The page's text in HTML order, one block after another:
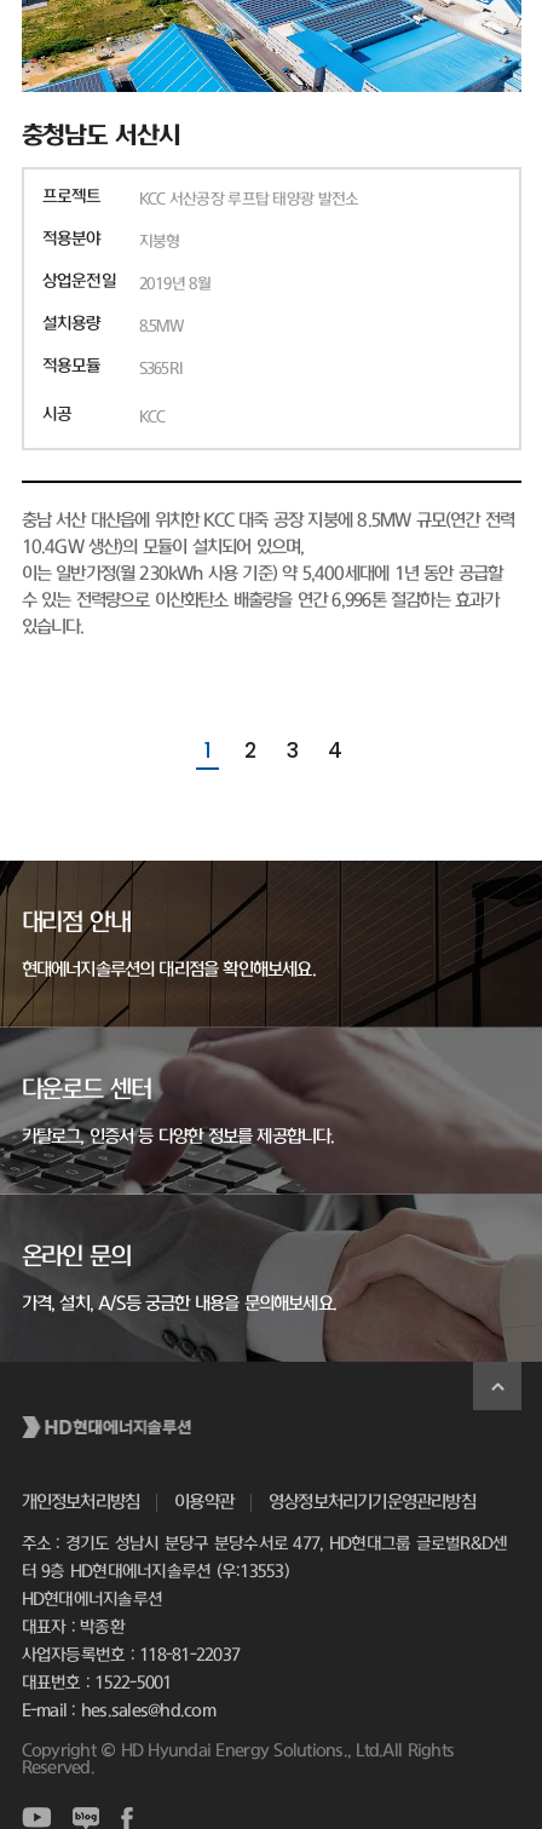
충청남도 서산시
프로젝트 KCC 서산공장 루프탑 태양광 발전소
적용분야 지붕형
상업운전일 2019년 8월
설치용량 8.5MW
적용모듈 S365RI
시공 KCC
충남 서산 대산읍에 위치한 KCC 대죽 공장 지붕에 8.5MW 규모(연간 전력
10.4GW 생산)의 모듈이 설치되어 있으며,
이는 일반가정(월 230kWh 사용 기준) 약 5,400세대에 1년 동안 공급할
수 있는 전력량으로 이산화탄소 배출량을 연간 6,996톤 절감하는 효과가
있습니다.
1 2 3 4
대리점 안내
현대에너지솔루션의 대리점을 확인해보세요.
다운로드 센터
카탈로그, 인증서 등 다양한 정보를 제공합니다.
온라인 문의
가격, 설치, A/S등 궁금한 내용을 문의해보세요.
개인정보처리방침 이용약관 영상정보처리기기운영관리방침
주소 : 경기도 성남시 분당구 분당수서로 477, HD현대그룹 글로벌R&D센
터 9층 HD현대에너지솔루션 (우:13553)
HD현대에너지솔루션
대표자 : 박종환
사업자등록번호 : 118-81-22037
대표번호 : 1522-5001
E-mail : hes.sales@hd.com
Copyright © HD Hyundai Energy Solutions., Ltd.All Rights
Reserved.